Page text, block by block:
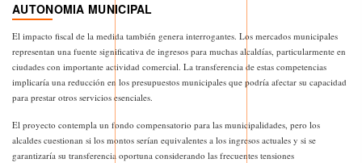
AUTONOMIA MUNICIPAL
El impacto fiscal de la medida también genera interrogantes. Los mercados municipales
representan una fuente significativa de ingresos para muchas alcaldías, particularmente en
ciudades con importante actividad comercial. La transferencia de estas competencias
implicaría una reducción en los presupuestos municipales que podría afectar su capacidad
para prestar otros servicios esenciales.
El proyecto contempla un fondo compensatorio para las municipalidades, pero los
alcaldes cuestionan si los montos serían equivalentes a los ingresos actuales y si se
garantizaría su transferencia oportuna considerando las frecuentes tensiones